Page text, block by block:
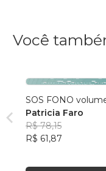
Você
SOS FONO
Patricia Faro
R$ 78,15
R$ 61,87